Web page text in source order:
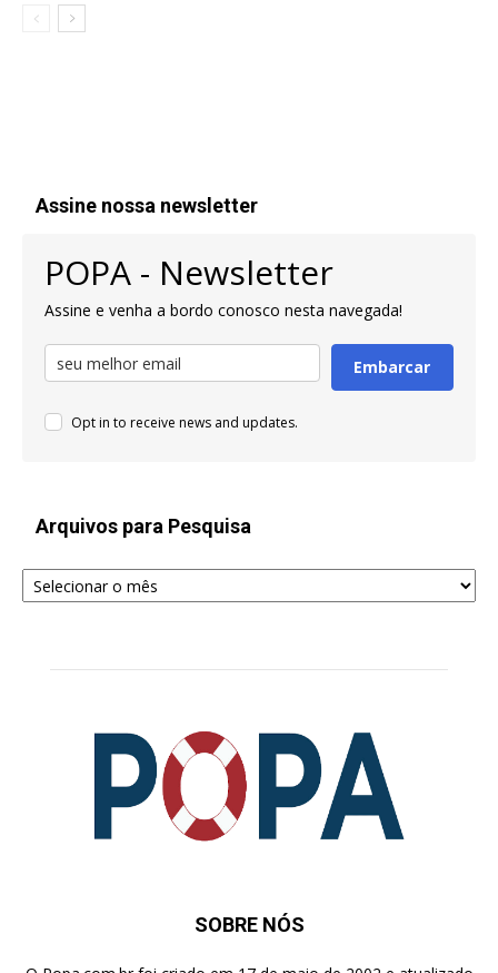
Assine nossa newsletter
POPA - Newsletter
Assine e venha a bordo conosco nesta navegada!
Embarcar
Opt in to receive news and updates.
Arquivos para Pesquisa
Arquivos
para
SOBRE NÓS